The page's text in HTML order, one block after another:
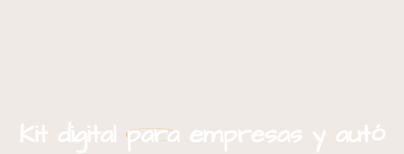
Kit digital para empresas y autó